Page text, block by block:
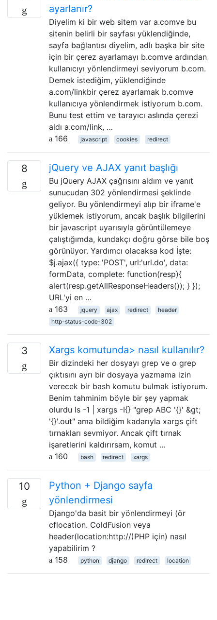
ayarlanır?
Diyelim ki bir web sitem var a.comve bu
sitenin belirli bir sayfası yüklendiğinde,
sayfa bağlantısı diyelim, adlı başka bir site
için bir çerez ayarlamayı b.comve ardından
kullanıcıyı yönlendirmeyi seviyorum b.com.
Demek istediğim, yüklendiğinde
a.com/linkbir çerez ayarlamak b.comve
kullanıcıya yönlendirmek istiyorum b.com.
Bunu test ettim ve tarayıcı aslında çerezi
aldı a.com/link, …
166
javascript cookies redirect
8 jQuery ve AJAX yanıt başlığı
Bu jQuery AJAX çağrısını aldım ve yanıt
sunucudan 302 yönlendirmesi şeklinde
geliyor. Bu yönlendirmeyi alıp bir iframe'e
yüklemek istiyorum, ancak başlık bilgilerini
bir javascript uyarısıyla görüntülemeye
çalıştığımda, kundakçı doğru görse bile boş
görünüyor. Yardımcı olacaksa kod İşte:
$j.ajax({ type: 'POST', url:'url.do', data:
formData, complete: function(resp){
alert(resp.getAllResponseHeaders()); } });
URL'yi en …
163
jquery ajax redirect
header
http-status-code-302
3 Xargs komutunda> nasıl kullanılır?
Bir dizindeki her dosyayı grep ve o grep
çıktısını ayrı bir dosyaya yazmama izin
verecek bir bash komutu bulmak istiyorum.
Benim tahminim böyle bir şey yapmak
olurdu ls -1 | xargs -I{} "grep ABC '{}' &gt;
'{}'.out" ama bildiğim kadarıyla xargs çift
tırnakları sevmiyor. Ancak çift tırnak
işaretlerini kaldırırsam, komut …
160
bash redirect xargs
10
Python + Django sayfa
yönlendirmesi
Django'da basit bir yönlendirmeyi (ör
cflocation. ColdFusion veya
header(location:http://)PHP için) nasıl
yapabilirim ?
158
python django redirect location